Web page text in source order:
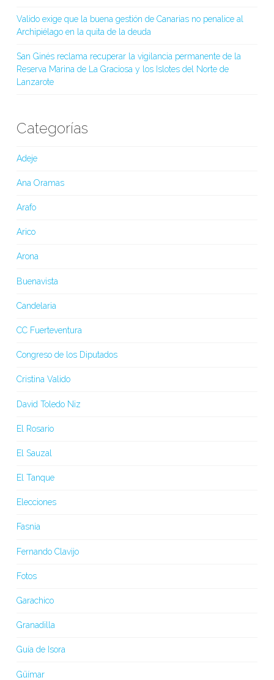
Valido exige que la buena gestión de Canarias no penalice al
Archipiélago en la quita de la deuda
San Ginés reclama recuperar la vigilancia permanente de la
Reserva Marina de La Graciosa y los Islotes del Norte de
Lanzarote
Categorías
Adeje
Ana Oramas
Arafo
Arico
Arona
Buenavista
Candelaria
CC Fuerteventura
Congreso de los Diputados
Cristina Valido
David Toledo Niz
El Rosario
El Sauzal
El Tanque
Elecciones
Fasnia
Fernando Clavijo
Fotos
Garachico
Granadilla
Guía de Isora
Güímar